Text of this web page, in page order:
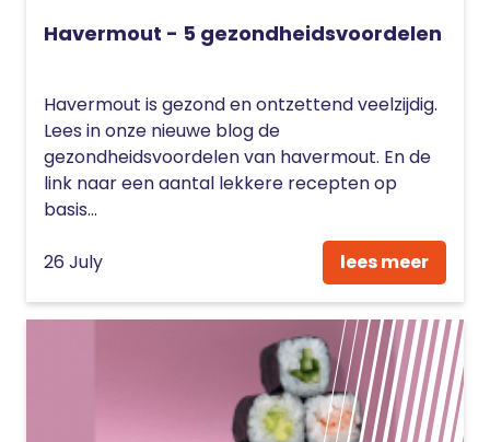
Havermout - 5 gezondheidsvoordelen
Havermout is gezond en ontzettend veelzijdig.
Lees in onze nieuwe blog de
gezondheidsvoordelen van havermout. En de
link naar een aantal lekkere recepten op
basis...
26 July lees meer